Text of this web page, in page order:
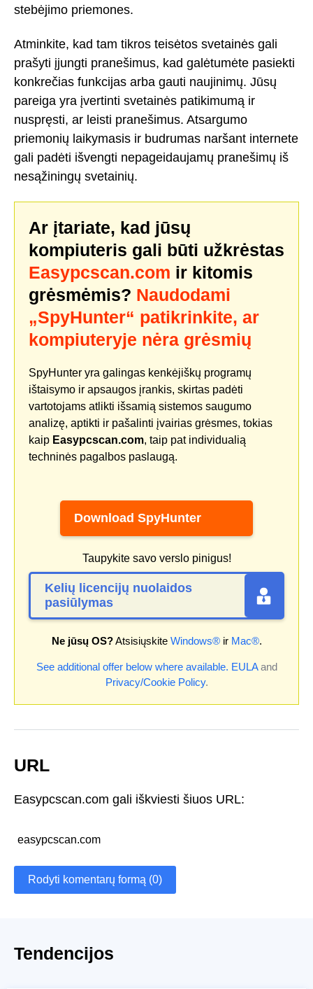
stebėjimo priemones.
Atminkite, kad tam tikros teisėtos svetainės gali
prašyti įjungti pranešimus, kad galėtumėte pasiekti
konkrečias funkcijas arba gauti naujinimų. Jūsų
pareiga yra įvertinti svetainės patikimumą ir
nuspręsti, ar leisti pranešimus. Atsargumo
priemonių laikymasis ir budrumas naršant internete
gali padėti išvengti nepageidaujamų pranešimų iš
nesąžiningų svetainių.
Ar įtariate, kad jūsų
kompiuteris gali būti užkrėstas
Easypcscan.com ir kitomis
grėsmėmis? Naudodami
„SpyHunter“ patikrinkite, ar
kompiuteryje nėra grėsmių
SpyHunter yra galingas kenkėjiškų programų
ištaisymo ir apsaugos įrankis, skirtas padėti
vartotojams atlikti išsamią sistemos saugumo
analizę, aptikti ir pašalinti įvairias grėsmes, tokias
kaip Easypcscan.com, taip pat individualią
techninės pagalbos paslaugą.
Download SpyHunter
Taupykite savo verslo pinigus!
Kelių licencijų nuolaidos
pasiūlymas
Ne jūsų OS?Atsisiųskite Windows®ir Mac®.
See additional offer below where available. EULAand
Privacy/Cookie Policy.
URL
Easypcscan.com gali iškviesti šiuos URL:
easypcscan.com
Rodyti komentarų formą (0)
Tendencijos